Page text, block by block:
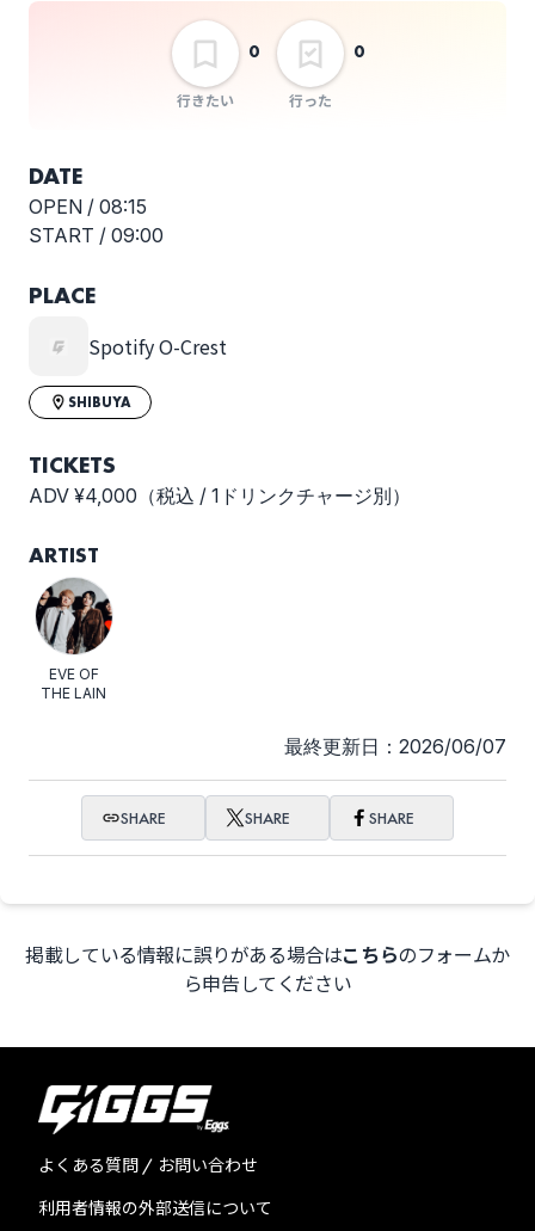
行きたい
0
行った
0
DATE
OPEN / 08:15
START / 09:00
PLACE
Spotify O-Crest
SHIBUYA
TICKETS
ADV ¥4,000（税込 / 1ドリンクチャージ別）
ARTIST
EVE OF
THE LAIN
最終更新日：2026/06/07
SHARE SHARE SHARE
掲載している情報に誤りがある場合はこちらのフォームか
ら申告してください
よくある質問 / お問い合わせ
利用者情報の外部送信について